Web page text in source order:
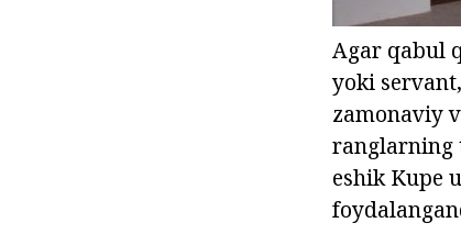
Agar qabul
yoki
zamonaviy
ranglarning
eshik Kupe